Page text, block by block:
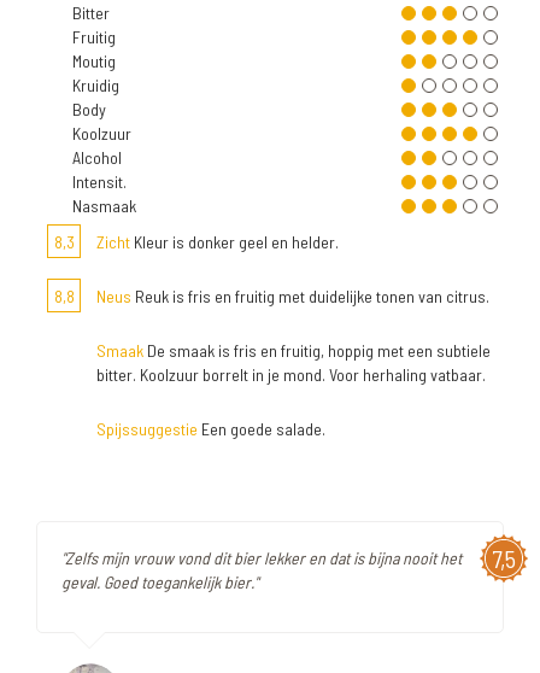
Bitter
Fruitig
Moutig
Kruidig
Body
Koolzuur
Alcohol
Intensit.
Nasmaak
8,3
Zicht Kleur is donker geel en helder.
8,8 Neus Reuk is fris en fruitig met duidelijke tonen van citrus.
Smaak De smaak is fris en fruitig, hoppig met een subtiele
bitter. Koolzuur borrelt in je mond. Voor herhaling vatbaar.
Spijssuggestie Een goede salade.
7,5
"Zelfs mijn vrouw vond dit bier lekker en dat is bijna nooit het
geval. Goed toegankelijk bier."